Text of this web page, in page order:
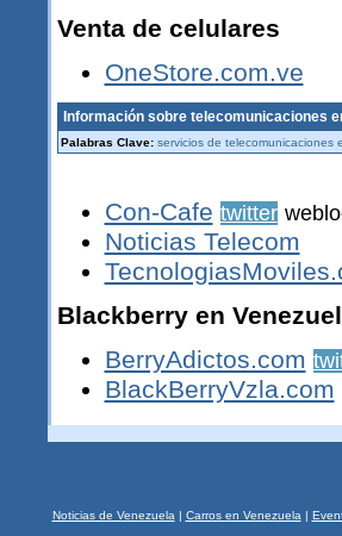
Venta de celulares
OneStore.com.ve
Información sobre telecomunicaciones
Palabras Clave: servicios de telecomunicaciones
Con-Cafe twitter
Noticias Telecom
Blackberry en
BerryAdictos.com
BlackBerryVzla.com
Noticias de Venezuela | Carros en Venezuela |